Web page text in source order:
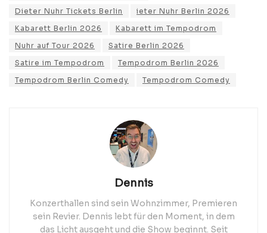
Dieter Nuhr Tickets Berlin
ieter Nuhr Berlin 2026
Kabarett Berlin 2026
Kabarett im Tempodrom
Nuhr auf Tour 2026
Satire Berlin 2026
Satire im Tempodrom
Tempodrom Berlin 2026
Tempodrom Berlin Comedy
Tempodrom Comedy
Dennis
Konzerthallen sind sein Wohnzimmer, Premieren
sein Revier. Dennis lebt für den Moment, in dem
das Licht ausgeht und die Show beginnt. Seit